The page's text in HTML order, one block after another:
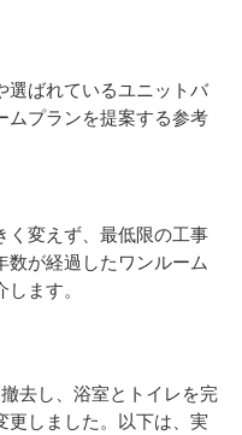
選ばれているユニットバ
ムプランを提案する参考
く変えず、最低限の工事
数が経過したワンルーム
ます。
去し、浴室とトイレを完
更しました。以下は、実